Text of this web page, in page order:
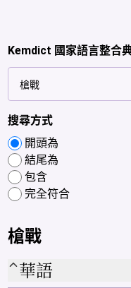
Kemdict 國家語言整合
搜尋方式
開頭為
結尾為
包含
完全符合
槍戰
華語